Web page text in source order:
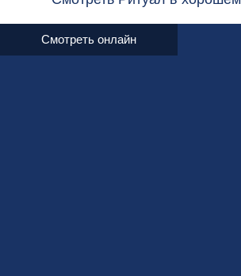
Смотреть онлайн